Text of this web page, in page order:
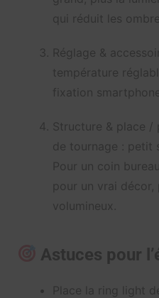
qui réduit les
Réglage &
température
fixation
Structure & place
de tournage : petit
Pour un coin
pour un vrai décor,
volumineux.
Astuces pour
Place la ring light